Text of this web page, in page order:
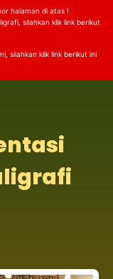
halaman di atas !
silahkan klik link berikut
silahkan klik link berikut ini